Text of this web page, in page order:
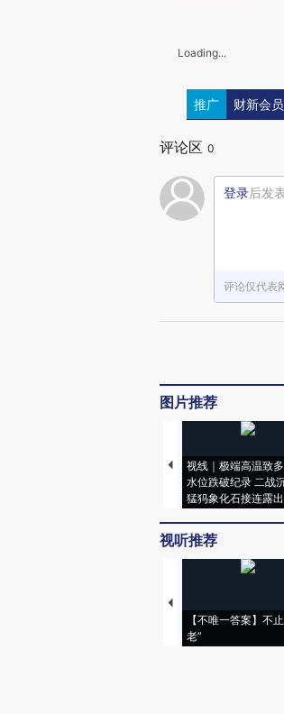
Loading...
推广 财新会
评论区 0
登录后发
评论仅代表
图片推荐
视线｜极端高温致
水位跌破纪录 二战
猛犸象化石接连露出
视听推荐
【不唯一答案】不
老”